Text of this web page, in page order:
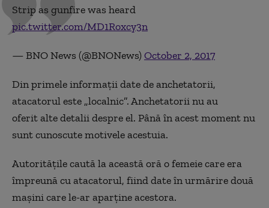
Strip as gunfire was heard
pic.twitter.com/MD1Roxcy3n
— BNO News (@BNONews) October 2, 2017
Din primele informații date de anchetatorii,
atacatorul este „localnic”. Anchetatorii nu au
oferit alte detalii despre el. Până în acest moment nu
sunt cunoscute motivele acestuia.
Autoritățile caută la această oră o femeie care era
împreună cu atacatorul, fiind date în urmărire două
mașini care le-ar aparține acestora.